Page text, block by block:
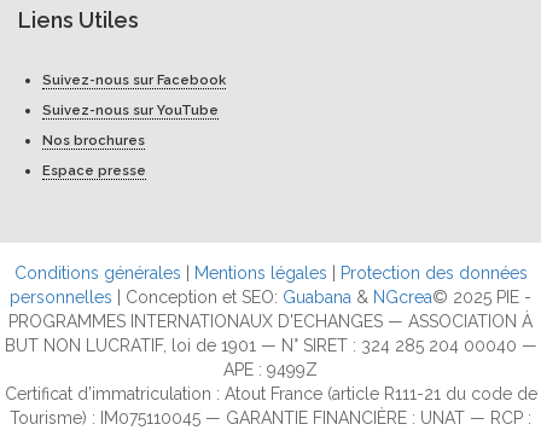
Liens Utiles
Suivez-nous sur Facebook
Suivez-nous sur YouTube
Nos brochures
Espace presse
Conditions générales Mentions légales
Protection des données
personnelles | Conception et SEO: Guabana & NGcrea© 2025 PIE -
PROGRAMMES INTERNATIONAUX D'ECHANGES — ASSOCIATION À
BUT NON LUCRATIF, loi de 1901 — N° SIRET : 324 285 204 00040 —
APE : 9499Z
Certificat d’immatriculation : Atout France (article R111-21 du code de
Tourisme) : IM075110045 — GARANTIE FINANCIÈRE : UNAT — RCP :